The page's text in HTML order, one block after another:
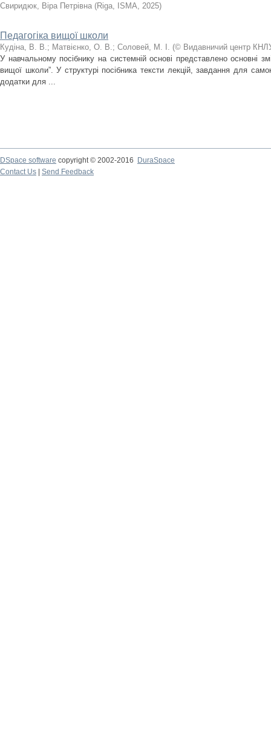
Свиридюк, Віра Петрівна (Riga, ISMA, 2025)
Педагогіка вищої школи
Кудіна, В. В.; Матвієнко, О. В.; Соловей, М. І. (© Видавничий центр
У навчальному посібнику на системній основі представлено основні
вищої школи”. У структурі посібника тексти лекцій, завдання для
додатки для ...
DSpace software copyright © 2002-2016
DuraSpace
Contact Us
Send Feedback